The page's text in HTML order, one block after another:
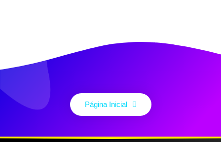
Página Inicial